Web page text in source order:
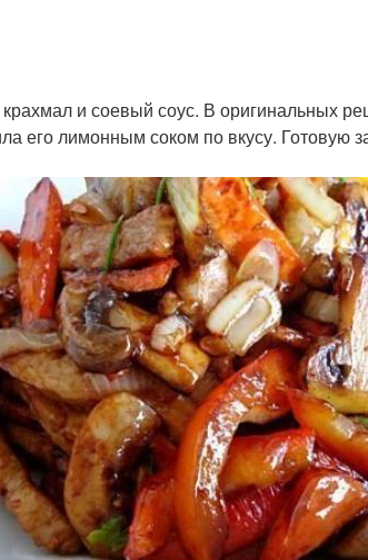
и соевый соус. В оригинальных
его лимонным соком по вкусу. Готовую